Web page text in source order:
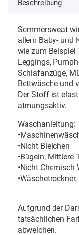
Beschreibung
Sommersweat
allem Baby- und
wie zum Beispiel
Leggings,
Schlafanzüge,
Bettwäsche und
Der Stoff ist
atmungsaktiv.
Waschanleitung:
•Nicht Bleichen
•Bügeln, Mittlere
•Nicht Chemisch
Aufgrund der
tatsächlichen
abweichen.